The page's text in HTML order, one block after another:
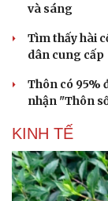
và sáng
Tìm thấy hài
dân cung cấp
Thôn có 95%
nhận "Thôn
KINH TẾ